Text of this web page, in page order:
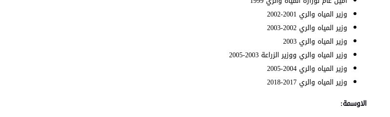
وزير المياه والري 2001-2002
وزير المياه والري 2002-2003
وزير المياه والري 2003
وزير المياه والري ووزير الزراعة 2003-2005
وزير المياه والري 2004-2005
وزير المياه والري 2017-2018
الاوسمة: